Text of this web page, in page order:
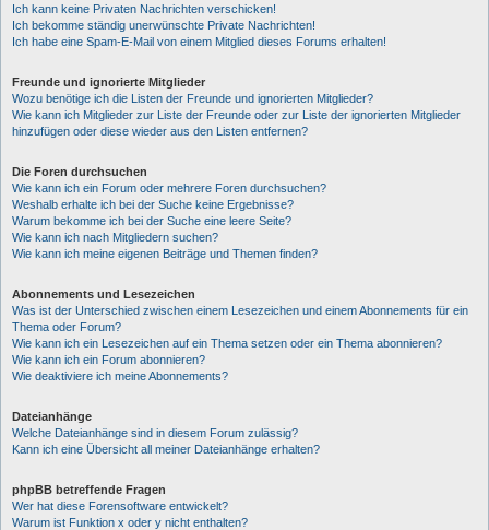
Ich kann keine Privaten Nachrichten verschicken!
Ich bekomme ständig unerwünschte Private Nachrichten!
Ich habe eine Spam-E-Mail von einem Mitglied dieses Forums erhalten!
Freunde und ignorierte Mitglieder
Wozu benötige ich die Listen der Freunde und ignorierten Mitglieder?
Wie kann ich Mitglieder zur Liste der Freunde oder zur Liste der ignorierten Mitglieder
hinzufügen oder diese wieder aus den Listen entfernen?
Die Foren durchsuchen
Wie kann ich ein Forum oder mehrere Foren durchsuchen?
Weshalb erhalte ich bei der Suche keine Ergebnisse?
Warum bekomme ich bei der Suche eine leere Seite?
Wie kann ich nach Mitgliedern suchen?
Wie kann ich meine eigenen Beiträge und Themen finden?
Abonnements und Lesezeichen
Was ist der Unterschied zwischen einem Lesezeichen und einem Abonnements für ein
Thema oder Forum?
Wie kann ich ein Lesezeichen auf ein Thema setzen oder ein Thema abonnieren?
Wie kann ich ein Forum abonnieren?
Wie deaktiviere ich meine Abonnements?
Dateianhänge
Welche Dateianhänge sind in diesem Forum zulässig?
Kann ich eine Übersicht all meiner Dateianhänge erhalten?
phpBB betreffende Fragen
Wer hat diese Forensoftware entwickelt?
Warum ist Funktion x oder y nicht enthalten?